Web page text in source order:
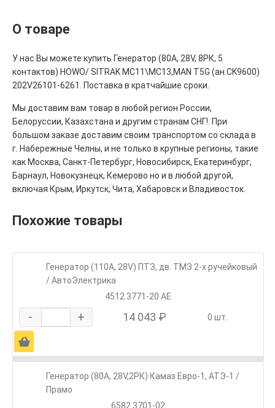
О товаре
У нас Вы можете купить Генератор (80А, 28V, 8РК, 5
контактов) HOWO/ SITRAK МС11\МС13,MAN T5G (ан.CK9600)
202V26101-6261. Поставка в кратчайшие сроки.
Мы доставим вам товар в любой регион России,
Белоруссии, Казахстана и другим странам СНГ!. При
большом заказе доставим своим транспортом со склада в
г. Набережные Челны, и не только в крупные регионы, такие
как Москва, Санкт-Петербург, Новосибирск, Екатеринбург,
Барнаул, Новокузнецк, Кемерово но и в любой другой,
включая Крым, Иркутск, Чита, Хабаровск и Владивосток.
Похожие товары
Генератор (110А, 28V) ПТЗ, дв. ТМЗ 2-х ручейковый
/ АвтоЭлектрика
4512.3771-20 АЕ
- + 14 043 ₽ 0 шт.
Ä
Генератор (80А, 28V,2РК) Камаз Евро-1, АТЭ-1 /
Прамо
6582.3701-02